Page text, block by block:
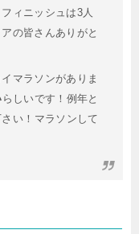
ィニッシュは3人
の皆さんありがと
マラソンがありま
らしいです！例年と
い！⁡マラソンして